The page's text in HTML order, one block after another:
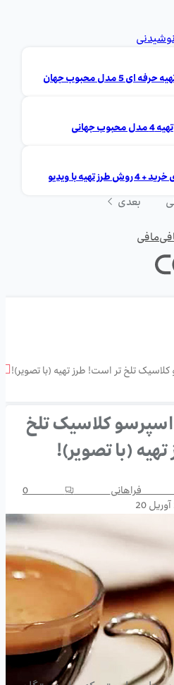
مدل محبوب جهان
جهانی
با ویدیو
بعدی
تلخ تر است! طرز تهیه (با تصویر)!
کلاسیک تلخ
(با تصویر)!
فراهانی
0